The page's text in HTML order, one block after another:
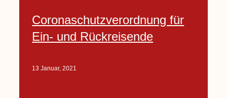
Coronaschutzverordnung für
Ein- und Rückreisende
13 Januar, 2021